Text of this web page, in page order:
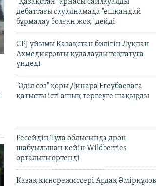
"Қазақстан" арнасы сайлауалды
дебаттағы сауалнамада "ешқандай
бұрмалау болған жоқ" дейді
CPJ ұйымы Қазақстан билігін Лұқпан
Ахмедияровты қудалауды тоқтатуға
үндеді
"Әділ сөз" қоры Динара Егеубаеваға
қатысты істі ашық тергеуге шақырды
Ресейдің Тула облысында дрон
шабуылынан кейін Wildberries
орталығы өртенді
Қазақ кинорежиссері Ардақ Әмірқұлов